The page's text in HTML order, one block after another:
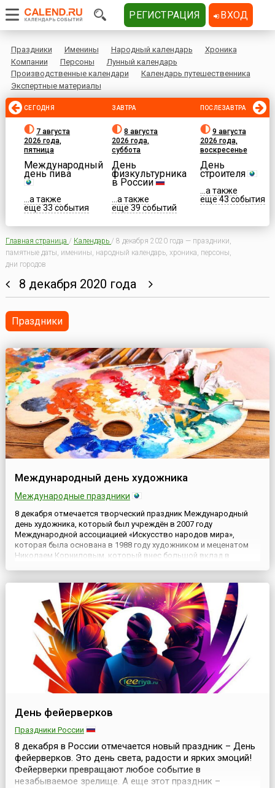
Праздники Именины Народный календарь
Хроника
Компании
Персоны
Лунный календарь
Производственные календари
Календарь путешественника
Экспертные материалы
СЕГОДНЯ
7 августа
2026 года,
пятница
Международный
день пива
...а также
еще 33 события
ЗАВТРА
8 августа
2026 года,
суббота
День
физкультурника
в России
...а также
еще 39 событий
ПОСЛЕЗАВТРА
9 августа
2026 года,
воскресенье
День
строителя
...а также
еще 43 события
Главная страница / Календарь / 8 декабря 2020 года — праздники,
памятные даты, именины, народный календарь, хроника, персоны,
дни городов
8 декабря 2020 года
Праздники
Международный день художника
Международные праздники
8 декабря отмечается творческий праздник Международный
день художника, который был учреждён в 2007 году
Международной ассоциацией «Искусство народов мира»,
которая была основана в 1988 году художником и меценатом
Николаем Корниловым, который внес большой вклад в
день в октябре, а в...
День фейерверков
Праздники России
8 декабря в России отмечается новый праздник – День
фейерверков. Это день света, радости и ярких эмоций!
Фейерверки превращают любое событие в
незабываемое зрелище. А еще этот праздник –
РЕГИСТРАЦИЯ ВХОД